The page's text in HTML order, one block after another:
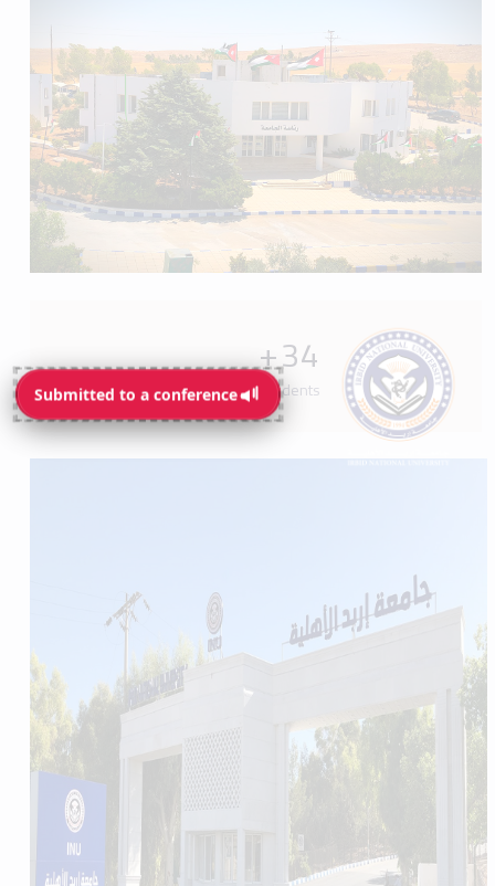
Submitted to a conference
34
+
Programs available for students
Submitted to a conference